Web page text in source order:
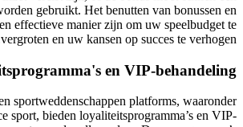
gebruikt. Het benutten van bonussen en
effectieve manier zijn om uw speelbudget te
vergroten en uw kansen op succes te verhogen.
en VIP-behandeling
sportweddenschappen platforms, waaronder
sport, bieden loyaliteitsprogramma’s en VIP-